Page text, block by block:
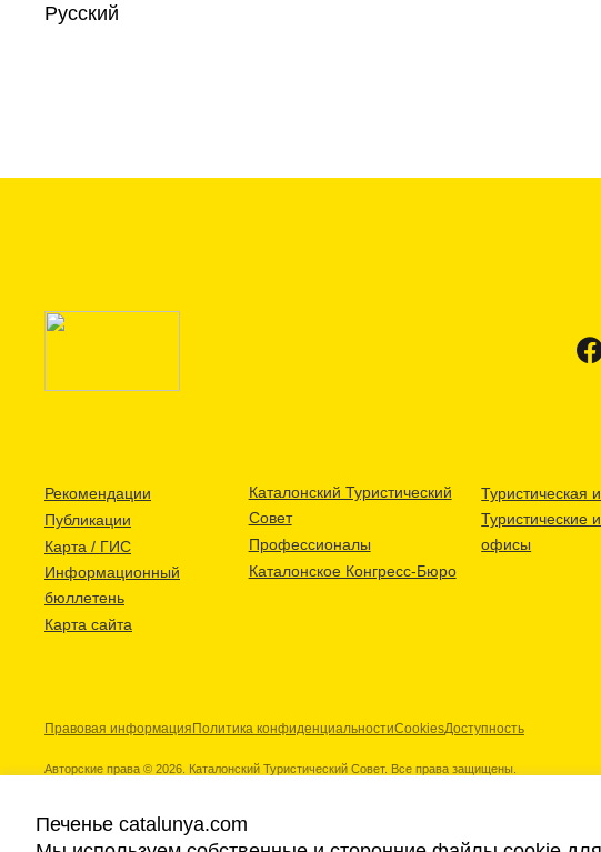
Русский
Рекомендации
Публикации
Карта / ГИС
Информационный
бюллетень
Карта сайта
Каталонский Туристический
Совет
Профессионалы
Каталонское Конгресс-Бюро
Туристическая
офисы
Правовая информация Политика конфиденциальностиCookiesДоступность
Авторские права © 2026. Каталонский Туристический Совет. Все права защищены.
Печенье catalunya.com